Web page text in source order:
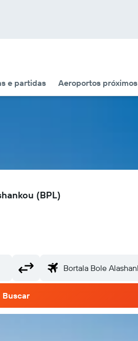
e partidas Aeroportos próximos
(BPL)
Buscar